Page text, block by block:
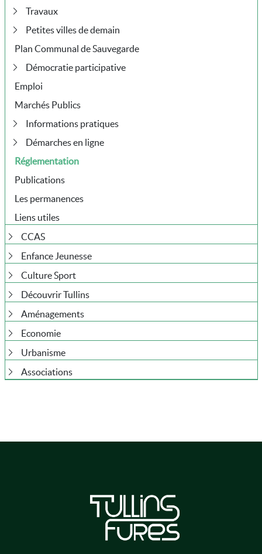
Travaux
Petites villes de demain
Plan Communal de Sauvegarde
Démocratie participative
Emploi
Marchés Publics
Informations pratiques
Démarches en ligne
Réglementation
Publications
Les permanences
Liens utiles
CCAS
Enfance Jeunesse
Culture Sport
Découvrir Tullins
Aménagements
Economie
Urbanisme
Associations